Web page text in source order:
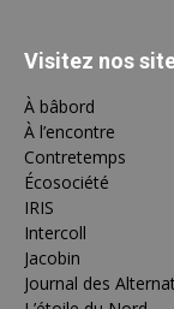
Visitez nos
À bâbord
À l’encontre
Contretemps
Écosociété
IRIS
Intercoll
Jacobin
Journal des